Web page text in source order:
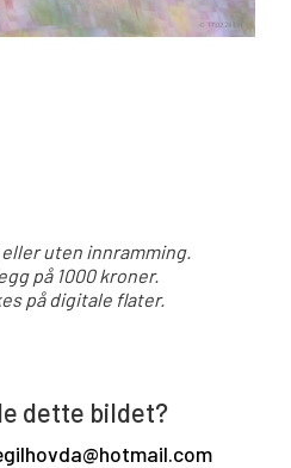
uten innramming.
på 1000 kroner.
på digitale flater.
dette bildet?